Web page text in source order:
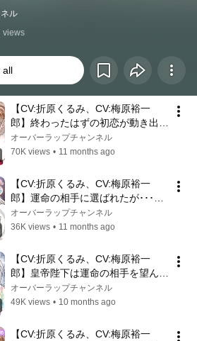
』ボイスコミック
ル
views
all
【CV:折原くるみ、CV:梅原裕一
郎】終わったはずの初恋が動き出す
『麗しの皇帝陛下の番に選ばれてし
まったのですが、まだ仕事がしたい
コミック】
オーバーラップチャンネル
70K views • 11 months ago
【CV:折原くるみ、CV:梅原裕一
郎】運命の相手に選ばれたが･･･
『麗しの皇帝陛下の番に選ばれてし
まったのですが、まだ仕事がしたい
コミック】
オーバーラップチャンネル
36K views • 11 months ago
【CV:折原くるみ、CV:梅原裕一
郎】皇帝陛下は運命の相手を望んで
いないと知り・・・『麗しの皇帝陛
下の番に選ばれてしまったのです
す！』３話フル【ボイスコミック】
オーバーラップチャンネル
49K views • 10 months ago
【CV:折原くるみ、CV:梅原裕一